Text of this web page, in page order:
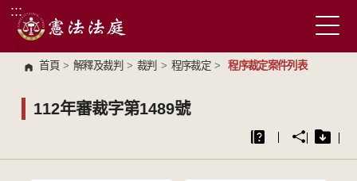
跳到主要內容區塊
:::
首頁 > 解釋及裁判 > 裁判 > 程序裁定 > 程序裁定案件列表
112年審裁字第1489號